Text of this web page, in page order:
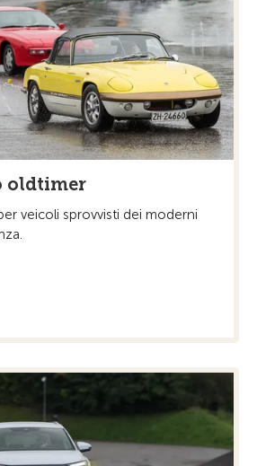
oldtimer
veicoli sprovvisti dei moderni